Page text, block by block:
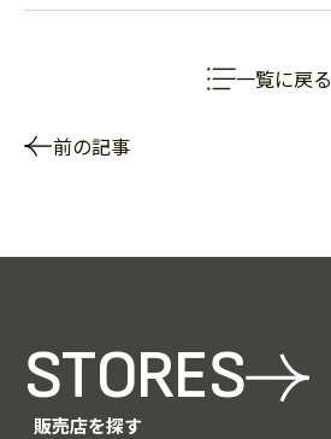
一覧に戻る
前の記事
STORES
販売店を探す